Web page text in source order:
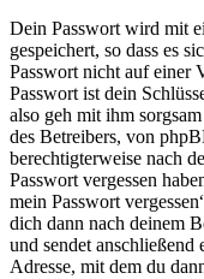
Dein Passwort wird mit
gespeichert, so dass es
Passwort nicht auf einer
Passwort ist dein
also geh mit ihm
des Betreibers, von
berechtigterweise nach
Passwort vergessen
mein Passwort
dich dann nach deinem
und sendet anschließend
Adresse, mit dem du